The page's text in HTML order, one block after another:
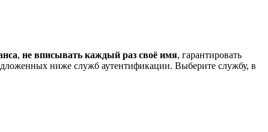
, не вписывать каждый раз своё имя, гарантировать
ниже служб аутентификации. Выберите службу, в